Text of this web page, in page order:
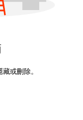
或刪除。